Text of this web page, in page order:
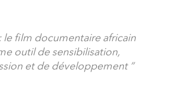
le film documentaire africain
outil de sensibilisation,
et de développement